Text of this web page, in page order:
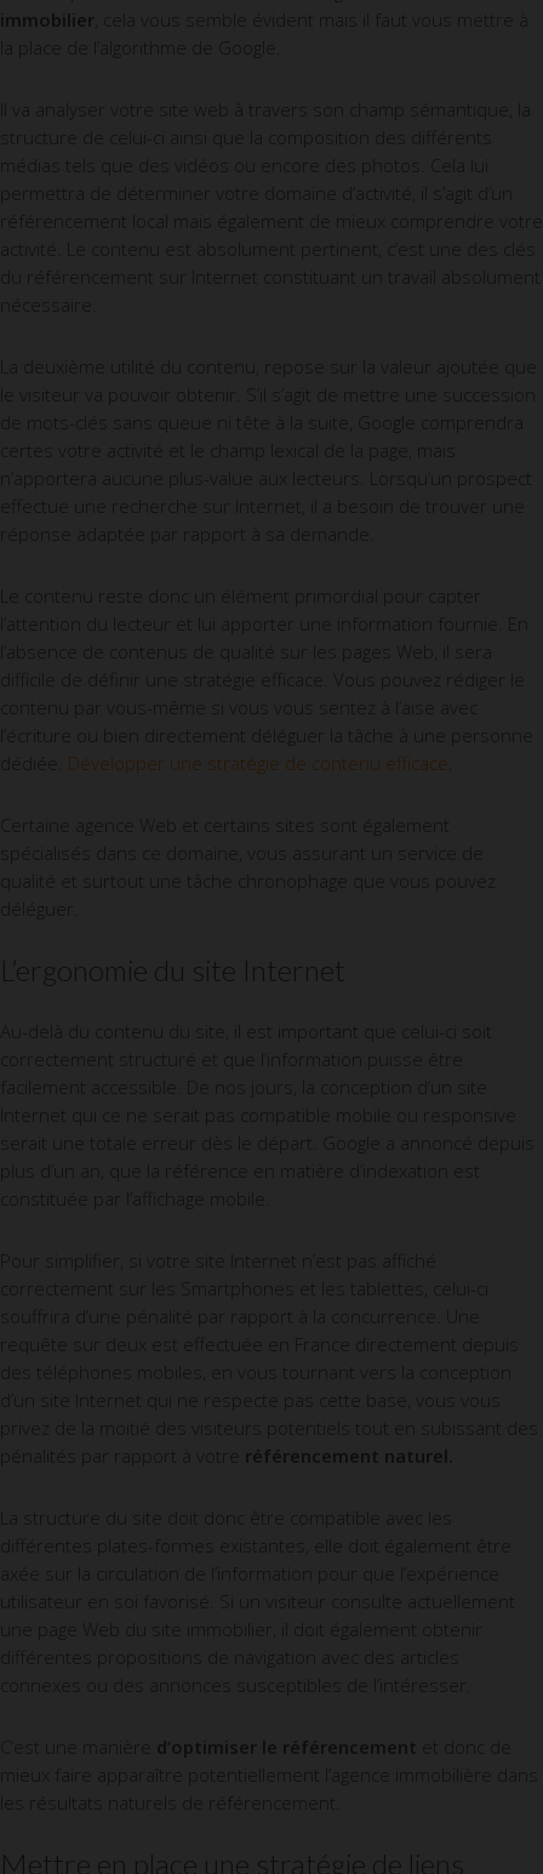
immobilier , cela vous semble évident mais il faut vous mettre à
la place de l’algorithme de Google.
Il va analyser votre site web à travers son champ sémantique, la
structure de celui-ci ainsi que la composition des différents
médias tels que des vidéos ou encore des photos. Cela lui
permettra de déterminer votre domaine d’activité, il s’agit d’un
référencement local mais également de mieux comprendre votre
activité. Le contenu est absolument pertinent, c’est une des clés
du référencement sur Internet constituant un travail absolument
La deuxième utilité du contenu, repose sur la valeur ajoutée que
le visiteur va pouvoir obtenir. S’il s’agit de mettre une succession
de mots-clés sans queue ni tête à la suite, Google comprendra
certes votre activité et le champ lexical de la page, mais
n’apportera aucune plus-value aux lecteurs. Lorsqu’un prospect
effectue une recherche sur Internet, il a besoin de trouver une
réponse adaptée par rapport à sa demande.
Le contenu reste donc un élément primordial pour capter
l’attention du lecteur et lui apporter une information fournie. En
l’absence de contenus de qualité sur les pages Web, il sera
difficile de définir une stratégie efficace. Vous pouvez rédiger le
contenu par vous-même si vous vous sentez à l’aise avec
l’écriture ou bien directement déléguer la tâche à une personne
Développer une stratégie de contenu efficace
Certaine agence Web et certains sites sont également
spécialisés dans ce domaine, vous assurant un service de
qualité et surtout une tâche chronophage que vous pouvez
déléguer.
L’ergonomie du site Internet
Au-delà du contenu du site, il est important que celui-ci soit
correctement structuré et que l’information puisse être
facilement accessible. De nos jours, la conception d’un site
Internet qui ce ne serait pas compatible mobile ou responsive
serait une totale erreur dès le départ. Google a annoncé depuis
plus d’un an, que la référence en matière d’indexation est
constituée par l’affichage mobile.
Pour simplifier, si votre site Internet n’est pas affiché
correctement sur les Smartphones et les tablettes, celui-ci
souffrira d’une pénalité par rapport à la concurrence. Une
requête sur deux est effectuée en France directement depuis
des téléphones mobiles, en vous tournant vers la conception
d’un site Internet qui ne respecte pas cette base, vous vous
privez de la moitié des visiteurs potentiels tout en subissant des
pénalités par rapport à votre référencement naturel.
La structure du site doit donc être compatible avec les
différentes plates-formes existantes, elle doit également être
axée sur la circulation de l’information pour que l’expérience
utilisateur en soi favorisé. Si un visiteur consulte actuellement
une page Web du site immobilier, il doit également obtenir
différentes propositions de navigation avec des articles
connexes ou des annonces susceptibles de l’intéresser.
C’est une manière d’optimiser le référencement et donc de
mieux faire apparaître potentiellement l’agence immobilière dans
les résultats naturels de référencement.
Mettre en place une stratégie de liens